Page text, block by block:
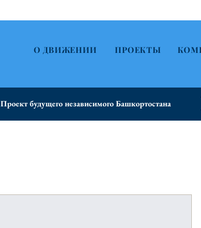
О ДВИЖЕНИИ ПРОЕКТЫ
Проект будущего независимого Башкортостана